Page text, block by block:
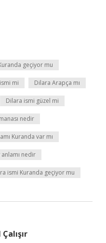
geçiyor mu
mi Dilara Arapça mı
Dilara ismi güzel mi
nedir
Kuranda var mı
anlamı nedir
ismi Kuranda geçiyor mu